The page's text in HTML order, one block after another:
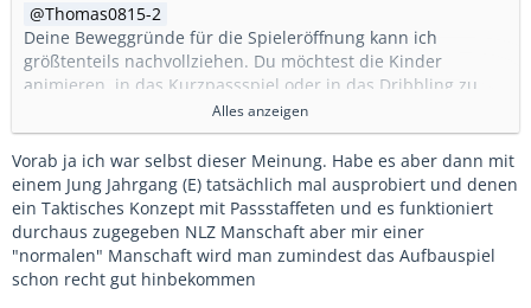
Thomas0815-2
Deine Beweggründe für die Spieleröffnung kann ich
größtenteils nachvollziehen. Du möchtest die Kinder
animieren, in das Kurzpassspiel oder in das Dribbling zu
kommen. Nimmst Du ihnen dadurch nicht die Möglichkeit
schnell Tore zu erzielen und somit individuelle
Erfolgserlebnisse zu schaffen? Zählt ein Tor aus 20 Meter
Entfernung weniger als ein Tor aus 5 Metern? Werden deine
taktischen Beschränkungen in dieser Alterstufe (F- u. E-
Jugend) von den Kindern verstanden?
Sind Kinder in diesem Alter mit dem Kurzpassspiel als
taktische Varianten nicht völlig überfordert? Können Kinder
Alles anzeigen
Vorab ja ich war selbst dieser Meinung. Habe es aber dann mit
einem Jung Jahrgang (E) tatsächlich mal ausprobiert und denen
ein Taktisches Konzept mit Passstaffeten und es funktioniert
durchaus zugegeben NLZ Manschaft aber mir einer
"normalen" Manschaft wird man zumindest das Aufbauspiel
schon recht gut hinbekommen